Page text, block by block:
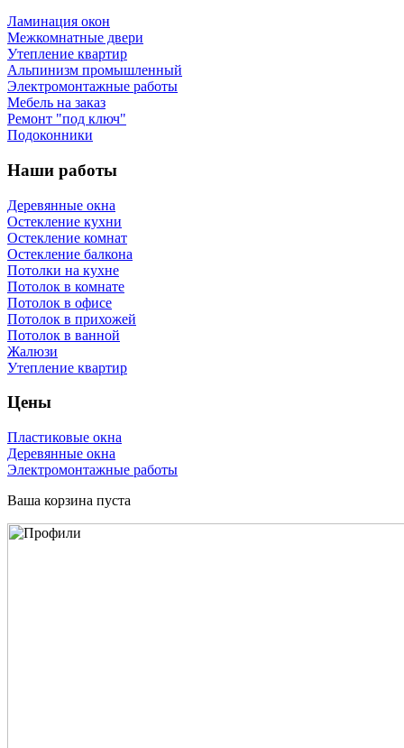
Ламинация окон
Межкомнатные двери
Утепление квартир
Альпинизм промышленный
Электромонтажные работы
Мебель на заказ
Ремонт "под ключ"
Подоконники
Наши работы
Деревянные окна
Остекление кухни
Остекление комнат
Остекление балкона
Потолки на кухне
Потолок в комнате
Потолок в офисе
Потолок в прихожей
Потолок в ванной
Жалюзи
Утепление квартир
Цены
Пластиковые окна
Деревянные окна
Электромонтажные работы
Ваша корзина пуста